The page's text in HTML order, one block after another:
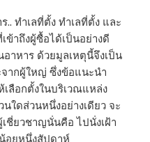
ทำเลที่ตั้ง ทำเลที่ตั้ง และ
ข้าถึงผู้ซื้อได้เป็นอย่างดี
อาหาร ด้วยมูลเหตุนี้จึงเป็น
ากผู้ใหญ่ ซึ่งข้อแนะนำ
ลือกตั้งในบริเวณแหล่ง
ใดส่วนหนึ่งอย่างเดียว จะ
ชี่ยวชาญนั่นคือ ไปนั่งเฝ้า
อยหนึ่งสัปดาห์